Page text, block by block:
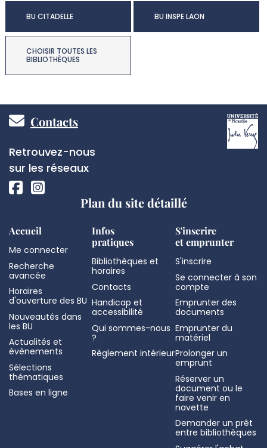
BU CITADELLE BU INSPE LAON
CHOISIR TOUTES LES
BIBLIOTHÈQUES
Pied
de
page
Contacts
Réseaux
sociaux
Retrouvez-nous
sur les réseaux
Plan du site détaillé
Accueil
Me connecter
Recherche
avancée
Horaires
d'ouverture des BU
Nouveautés dans
les BU
Actualités et
évènements
Sélections
thématiques
Bases en ligne
Infos
pratiques
Bibliothèques et
horaires
Contacts
Handicap et
accessibilité
Qui sommes-nous
?
Règlement intérieur
S'inscrire
et emprunter
S'inscrire
Se connecter à son
compte
Emprunter des
documents
Emprunter du
matériel
Prolonger un
emprunt
Réserver un
document ou le
faire venir en
navette
Demander un prêt
entre bibliothèques